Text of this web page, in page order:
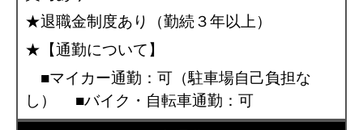
★退職金制度あり（勤続３年以上）
★【通勤について】
■マイカー通勤：可（駐車場自己負担な
し） ■バイク・自転車通勤：可